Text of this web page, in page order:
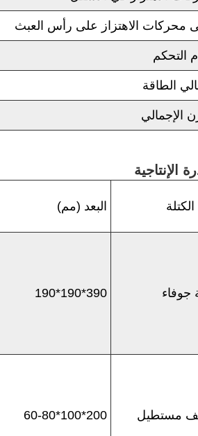
محركات الاهتزاز على رأس العبث
التحكم
الطاقة
الإجمالي
الإنتاجية
البعد (مم)
جوفاء 390*190*190
مستطيل 200*100*60-80